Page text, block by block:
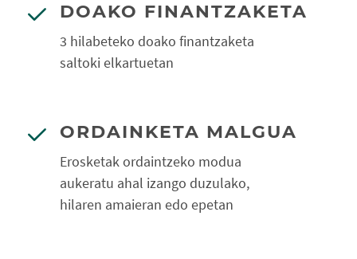
DOAKO FINANTZAKETA
3 hilabeteko doako finantzaketa
saltoki elkartuetan
ORDAINKETA MALGUA
Erosketak ordaintzeko modua
aukeratu ahal izango duzulako,
hilaren amaieran edo epetan